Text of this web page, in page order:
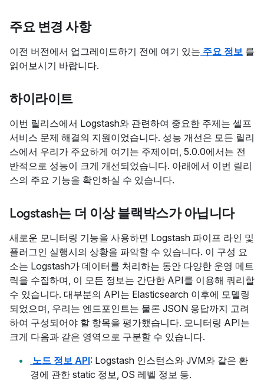
주요 변경 사항
이전 버전에서 업그레이드하기 전에 여기 있는 주요 정보 를
읽어보시기 바랍니다.
하이라이트
이번 릴리스에서 Logstash와 관련하여 중요한 주제는 셀프
서비스 문제 해결의 지원이었습니다. 성능 개선은 모든 릴리
스에서 우리가 주요하게 여기는 주제이며, 5.0.0에서는 전
반적으로 성능이 크게 개선되었습니다. 아래에서 이번 릴리
스의 주요 기능을 확인하실 수 있습니다.
Logstash는 더 이상 블랙박스가 아닙니다
새로운 모니터링 기능을 사용하면 Logstash 파이프 라인 및
플러그인 실행시의 상황을 파악할 수 있습니다. 이 구성 요
소는 Logstash가 데이터를 처리하는 동안 다양한 운영 메트
릭을 수집하며, 이 모든 정보는 간단한 API를 이용해 쿼리할
수 있습니다. 대부분의 API는 Elasticsearch 이후에 모델링
되었으며, 우리는 엔드포인트는 물론 JSON 응답까지 고려
하여 구성되어야 할 항목을 평가했습니다. 모니터링 API는
크게 다음과 같은 영역으로 구분할 수 있습니다.
노드 정보 API: Logstash 인스턴스와 JVM와 같은 환
경에 관한 static 정보, OS 레벨 정보 등.